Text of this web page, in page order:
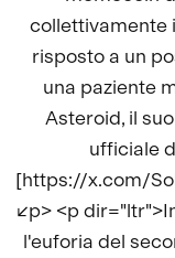
collettivamente
risposto a un
una paziente
Asteroid, il
ufficiale
[https://x.com/
</p> <p
l'euforia del